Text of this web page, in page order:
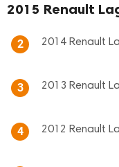
2015 Renault
2 2014 Renault
3 2013 Renault
4 2012 Renault